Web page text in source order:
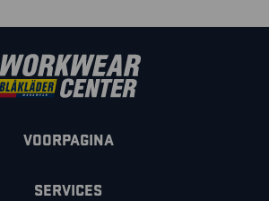
VOORPAGINA
SERVICES